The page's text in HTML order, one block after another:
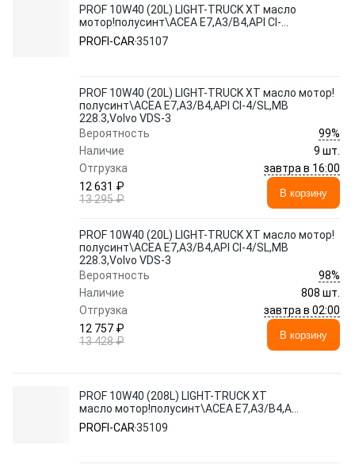
PROF 10W40 (20L) LIGHT-TRUCK XT масло
мотор!полусинт\ACEA E7,A3/B4,API CI-
4/SL,MB 228.3,Volvo VDS-3
PROFI-CAR35107
PROF 10W40 (20L) LIGHT-TRUCK XT масло мотор!
полусинт\ACEA E7,A3/B4,API CI-4/SL,MB
228.3,Volvo VDS-3
Вероятность
99%
Наличие
9 шт.
Отгрузка
завтра в 16:00
12 631 ₽
13 295 ₽
В корзину
PROF 10W40 (20L) LIGHT-TRUCK XT масло мотор!
полусинт\ACEA E7,A3/B4,API CI-4/SL,MB
228.3,Volvo VDS-3
Вероятность
98%
Наличие
808 шт.
Отгрузка
завтра в 02:00
12 757 ₽
13 428 ₽
В корзину
PROF 10W40 (208L) LIGHT-TRUCK XT
масло мотор!полусинт\ACEA E7,A3/B4,API
CI-4/SL,MB 228.3,Volvo VDS-3
PROFI-CAR35109